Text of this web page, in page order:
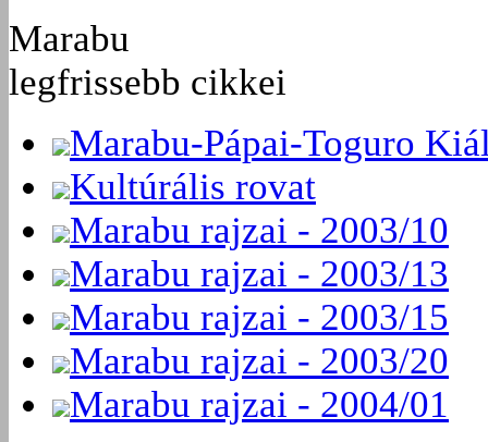
Marabu
legfrissebb cikkei
Marabu-Pápai-Toguro
Kultúrális rovat
Marabu rajzai - 2003/10
Marabu rajzai - 2003/13
Marabu rajzai - 2003/15
Marabu rajzai - 2003/20
Marabu rajzai - 2004/01